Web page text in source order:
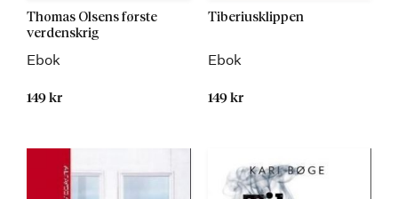
Thomas Olsens første
verdenskrig
Ebok
149 kr
Tiberiusklippen
Ebok
149 kr